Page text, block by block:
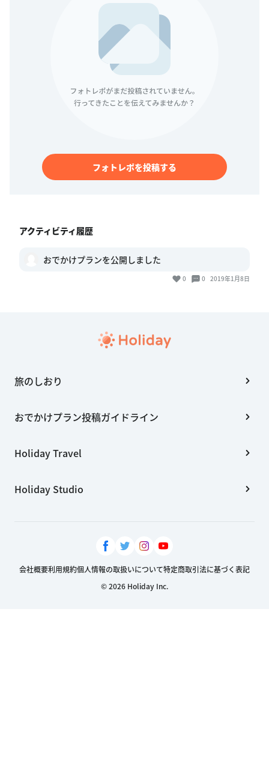
フォトレポを投稿する
アクティビティ履歴
おでかけプランを公開しました
0 0 2019年1月8日
旅のしおり
おでかけプラン投稿ガイドライン
Holiday Travel
Holiday Studio
会社概要利用規約個人情報の取扱いについて特定商取引法に基づく表記
© 2026 Holiday Inc.